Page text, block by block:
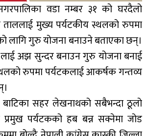
वडा नम्बर ३१ को घरदैलो
ताललाई मुख्य पर्यटकीय स्थलको रुपमा
लागि गुरु योजना बनाउने बताएका छन्।
अझ सुन्दर बनाउन गुरु योजना बनाई
रुपमा पर्यटकलाई आकर्षक गन्तव्य
सहर लेखनाथको सबैभन्दा ठूलो
पर्यटकको हब बन्न सक्नेमा जोड